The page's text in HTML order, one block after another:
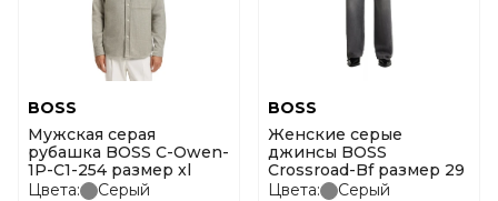
BOSS
Мужская серая
рубашка BOSS C-Owen-
1P-C1-254 размер xl
Цвета:
Серый
BOSS
Женские серые
джинсы BOSS
Crossroad-Bf размер 29
Цвета:
Серый